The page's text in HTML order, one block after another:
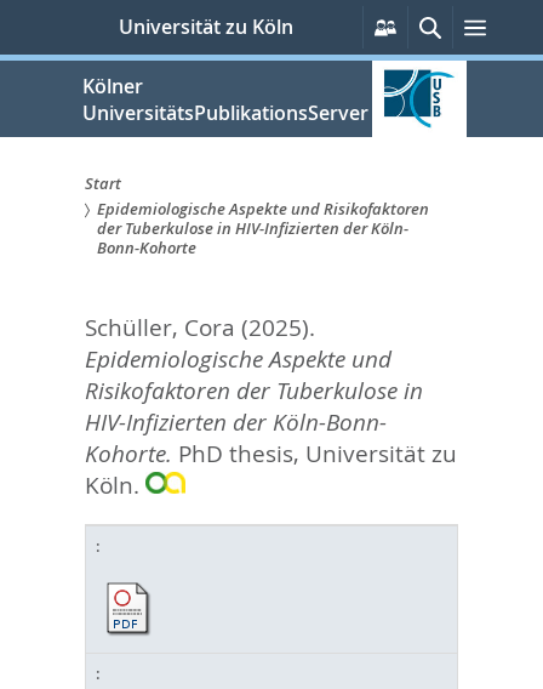
springen
Universität zu Köln
Persönliche
Services
Suche
Kölner
UniversitätsPublikationsServer
Sie
hier:
Start
Epidemiologische Aspekte und Risikofaktoren
der Tuberkulose in HIV-Infizierten der Köln-
Bonn-Kohorte
Schüller, Cora (2025).
Epidemiologische Aspekte und
Risikofaktoren der Tuberkulose in
HIV-Infizierten der Köln-Bonn-
Kohorte. PhD thesis, Universität zu
Köln.